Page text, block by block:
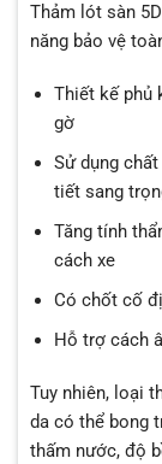
Thảm lót sàn
năng bảo vệ
Thiết kế phủ
gờ
Sử dụng
tiết sang
Tăng tính
cách xe
Có chốt cố
Hỗ trợ cách
Tuy nhiên, loại
da có thể bong
thấm nước, độ